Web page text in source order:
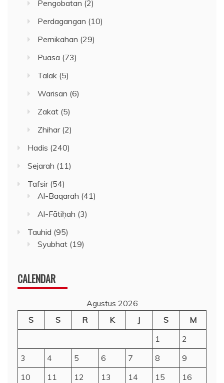
Pengobatan (2)
Perdagangan (10)
Pernikahan (29)
Puasa (73)
Talak (5)
Warisan (6)
Zakat (5)
Zhihar(2)
Hadis (240)
Sejarah (11)
Tafsir(54)
Al-Baqarah (41)
Al-Fātiḥah (3)
Tauhid (95)
Syubhat (19)
CALENDAR
Agustus 2026
S
S R K J S
M
1
2
3
4 5 6 7 8
9
10
11 12 13 14 15
16